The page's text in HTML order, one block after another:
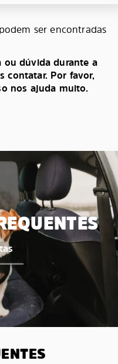
ser encontradas
ou dúvida durante a
contatar. Por favor,
nos ajuda muito.